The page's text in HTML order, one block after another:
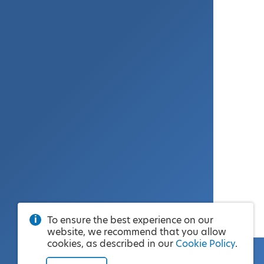
To ensure the best experience on our
website, we recommend that you allow
cookies, as described in our Cookie Policy.